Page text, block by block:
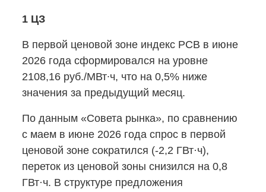
1 ЦЗ
В первой ценовой зоне индекс РСВ в июне
2026 года сформировался на уровне
2108,16 руб./МВт∙ч, что на 0,5% ниже
значения за предыдущий месяц.
По данным «Совета рынка», по сравнению
с маем в июне 2026 года спрос в первой
ценовой зоне сократился (-2,2 ГВт·ч),
переток из ценовой зоны снизился на 0,8
ГВт·ч. В структуре предложения